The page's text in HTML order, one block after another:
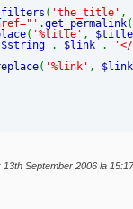
( 'the_title' ,
.get_permalink(
( '%title' , $title
$string . $link .
( '%link' , $link
September 2006 la 15:17